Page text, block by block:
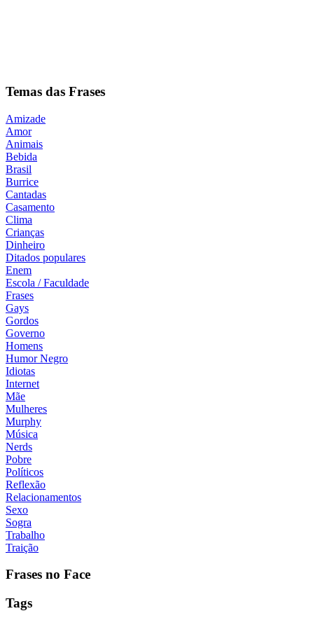
Temas das Frases
Amizade
Amor
Animais
Bebida
Brasil
Burrice
Cantadas
Casamento
Clima
Crianças
Dinheiro
Ditados populares
Enem
Escola / Faculdade
Frases
Gays
Gordos
Governo
Homens
Humor Negro
Idiotas
Internet
Mãe
Mulheres
Murphy
Música
Nerds
Pobre
Políticos
Reflexão
Relacionamentos
Sexo
Sogra
Trabalho
Traição
Frases no Face
Tags